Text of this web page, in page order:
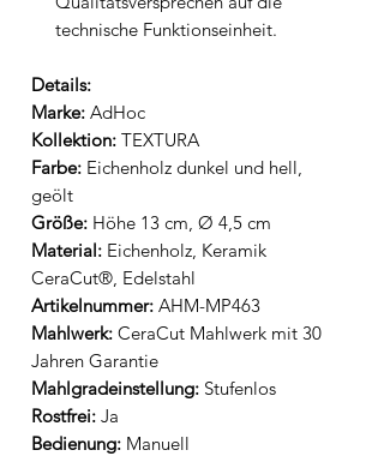
technische Funktionseinheit.
Details:
Marke: AdHoc
Kollektion: TEXTURA
Farbe: Eichenholz dunkel und hell,
geölt
Größe: Höhe 13 cm, Ø 4,5 cm
Material: Eichenholz, Keramik
CeraCut®, Edelstahl
Artikelnummer: AHM-MP463
Mahlwerk: CeraCut Mahlwerk mit 30
Jahren Garantie
Mahlgradeinstellung: Stufenlos
Rostfrei: Ja
Bedienung: Manuell